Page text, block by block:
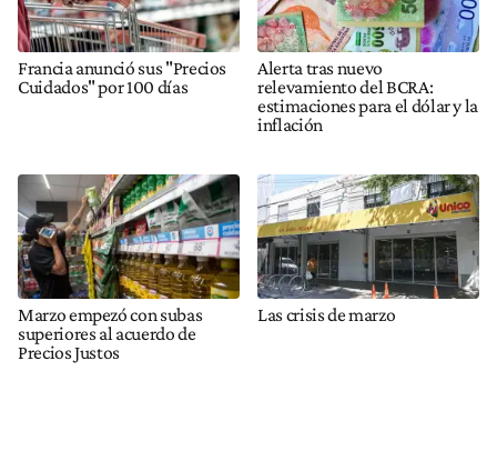
Francia anunció sus "Precios
Cuidados" por 100 días
Alerta tras nuevo
relevamiento del BCRA:
estimaciones para el dólar y la
inflación
Marzo empezó con subas
superiores al acuerdo de
Precios Justos
Las crisis de marzo